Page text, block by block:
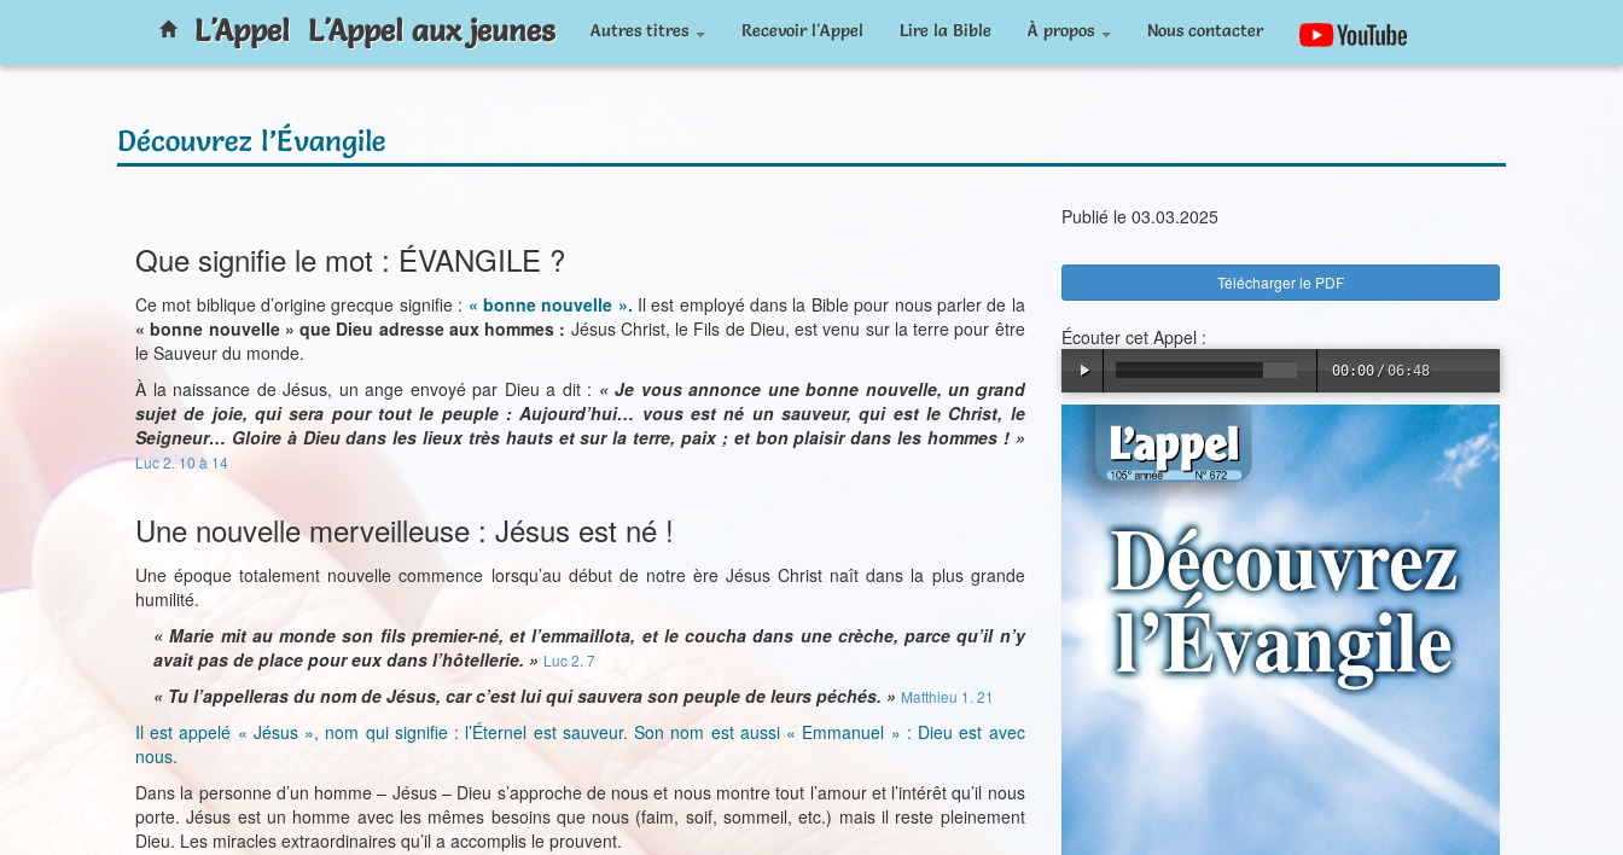
L'Appel L'Appel aux jeunes Autres titres Recevoir l'Appel Lire la Bible À propos Nous contacter
Découvrez l’Évangile
Que signifie le mot : ÉVANGILE ?
Ce mot biblique d’origine grecque signifie : « bonne nouvelle ». Il est employé dans la Bible pour nous parler de la
« bonne nouvelle » que Dieu adresse aux hommes : Jésus Christ, le Fils de Dieu, est venu sur la terre pour être
le Sauveur du monde.
À la naissance de Jésus, un ange envoyé par Dieu a dit : « Je vous annonce une bonne nouvelle, un grand
sujet de joie, qui sera pour tout le peuple : Aujourd’hui… vous est né un sauveur, qui est le Christ, le
Seigneur… Gloire à Dieu dans les lieux très hauts et sur la terre, paix ; et bon plaisir dans les hommes ! »
Luc 2. 10 à 14
Une nouvelle merveilleuse : Jésus est né !
Une époque totalement nouvelle commence lorsqu’au début de notre ère Jésus Christ naît dans la plus grande
humilité.
« Marie mit au monde son fils premier-né, et l’emmaillota, et le coucha dans une crèche, parce qu’il n’y
avait pas de place pour eux dans l’hôtellerie. » Luc 2. 7
« Tu l’appelleras du nom de Jésus, car c’est lui qui sauvera son peuple de leurs péchés. » Matthieu 1. 21
Il est appelé « Jésus », nom qui signifie : l’Éternel est sauveur. Son nom est aussi « Emmanuel » : Dieu est avec
nous.
Dans la personne d’un homme – Jésus – Dieu s’approche de nous et nous montre tout l’amour et l’intérêt qu’il nous
porte. Jésus est un homme avec les mêmes besoins que nous (faim, soif, sommeil, etc.) mais il reste pleinement
Dieu. Les miracles extraordinaires qu’il a accomplis le prouvent.
Publié le 03.03.2025
Télécharger le PDF
Écouter cet Appel :
00:00 /06:48